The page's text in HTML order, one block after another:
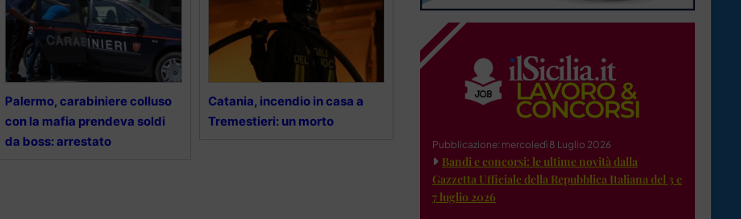
Palermo, carabiniere colluso
con la mafia prendeva soldi
da boss: arrestato
Catania, incendio in casa a
Tremestieri: un morto
Pubblicazione: mercoledì 8 Luglio 2026
Bandi e concorsi: le ultime novità dalla
Gazzetta Ufficiale della Repubblica Italiana del 3 e
7 luglio 2026